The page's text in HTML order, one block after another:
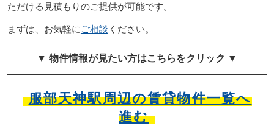
ただける見積もりのご提供が可能です。
まずは、お気軽に ご相談 ください。
▼ 物件情報が見たい方はこちらをクリック ▼
服部天神駅周辺の賃貸物件一覧へ
進む